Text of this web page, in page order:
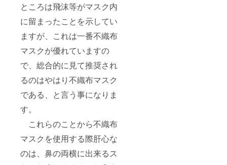
ところは飛沫等がマスク内
に留まったことを示してい
ますが、これは一番不織布
マスクが優れていますの
で、総合的に見て推奨され
るのはやはり不織布マスク
である、と言う事になりま
す。
これらのことから不織布
マスクを使用する際肝心な
のは、鼻の両横に出来るス